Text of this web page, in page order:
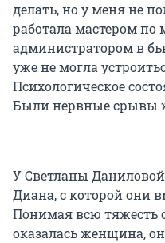
делать, но у меня не
работала мастером
администратором в
уже не могла
Психологическое
Были нервные срывы
У Светланы
Диана, с которой они
Понимая всю тяжесть
оказалась женщина,